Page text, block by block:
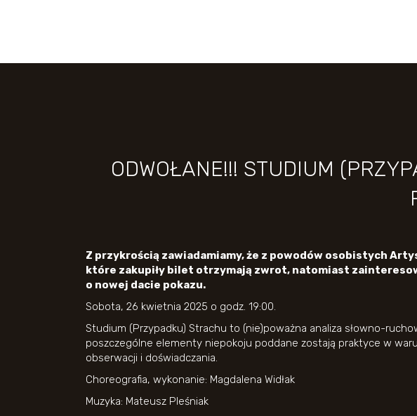
ODWOŁANE!!! STUDIUM
Z przykrością zawiadamiamy, że z powodów osobistych
które zakupiły bilet otrzymają zwrot, natomiast
o nowej dacie pokazu.
Sobota, 26 kwietnia 2025 o godz. 19:00.
Studium (Przypadku) Strachu to (nie)poważna analiza słowno-
poszczególne elementy niepokoju poddane zostają praktyce w
obserwacji i doświadczania.
Choreografia, wykonanie: Magdalena Widłak
Muzyka: Mateusz Pleśniak